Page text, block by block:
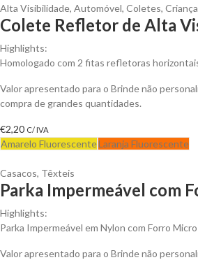
Alta Visibilidade, Automóvel, Coletes,
Colete Refletor de Alta
Highlights:
Homologado com 2 fitas refletoras
Valor apresentado para o Brinde não
compra de grandes quantidades.
€2,20 C/ IVA
Amarelo FluorescenteLaranja Fluorescente
Casacos, Têxteis
Parka Impermeável com
Highlights:
Parka Impermeável em Nylon com Forro
Valor apresentado para o Brinde não